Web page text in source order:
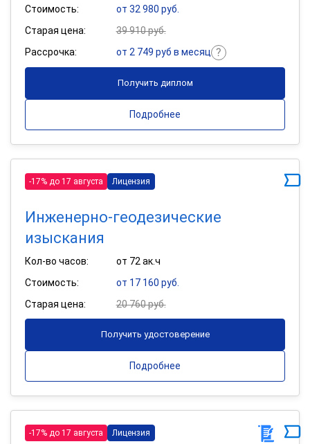
Стоимость:
от 32 980 руб.
Старая цена:
39 910 руб.
Рассрочка:
от 2 749 руб в месяц
Получить диплом
Подробнее
-17% до 17 августа Лицензия
Инженерно-геодезические
изыскания
Кол-во часов:
от 72 ак.ч
Стоимость:
от 17 160 руб.
Старая цена:
20 760 руб.
Получить удостоверение
Подробнее
-17% до 17 августа Лицензия